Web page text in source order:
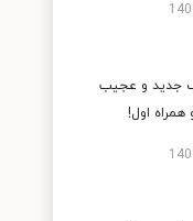
جدید و عجیب
همراه اول!